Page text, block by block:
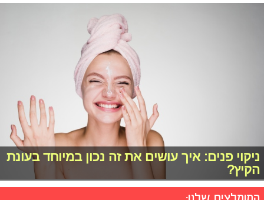
ניקוי פנים: איך עושים את זה נכון במיוחד בעונת
הקיץ?
המומלצים שלנו: